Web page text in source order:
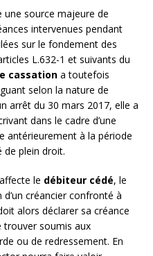
une source majeure de
intervenues pendant
sur le fondement des
L.632-1 et suivants du
cassation a toutefois
selon la nature de
arrêt du 30 mars 2017, elle a
dans le cadre d’une
antérieurement à la période
de plein droit.
le débiteur cédé, le
créancier confronté à
alors déclarer sa créance
trouver soumis aux
ou de redressement. En